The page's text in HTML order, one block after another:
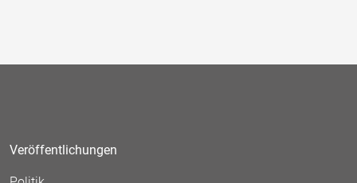
Veröffentlichungen